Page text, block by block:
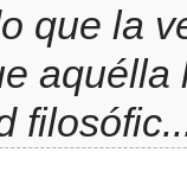
que la
aquélla